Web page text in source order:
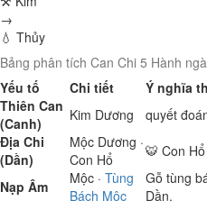
→
💧 Thủy
Bảng phân tích Can Chi 5 Hành
Yếu tố
Chi tiết
Ý nghĩa
Thiên Can
(Canh)
Kim Dương
quyết
Địa Chi
(Dần)
Mộc Dương ·
Con Hổ
🐯 Con
Nạp Âm
Mộc · Tùng
Bách Mộc
Gỗ tùng
Dần.